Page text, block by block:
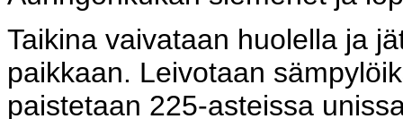
Taikina vaivataan huolella ja
paikkaan. Leivotaan
paistetaan 225-asteissa